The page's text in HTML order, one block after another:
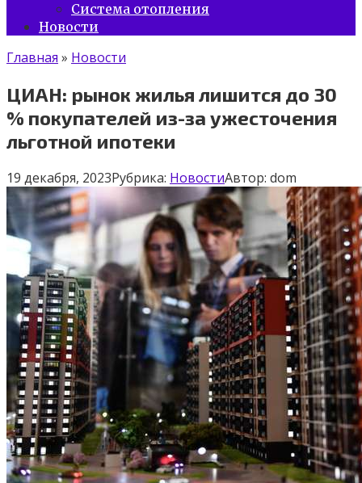
Система отопления
Новости
Главная » Новости
ЦИАН: рынок жилья лишится до 30
% покупателей из-за ужесточения
льготной ипотеки
19 декабря, 2023Рубрика: НовостиАвтор: dom